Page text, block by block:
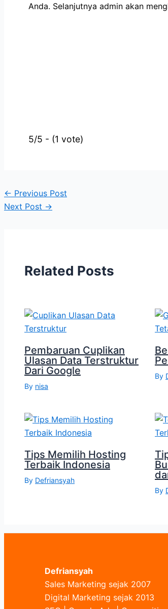
Anda. Selanjutnya admin akan
5/5 - (1 vote)
← Previous Post
Next Post →
Related Posts
Pembaruan Cuplikan
Ulasan Data Terstruktur
Dari Google
By nisa
By
Tips Memilih Hosting
Terbaik Indonesia
By Defriansyah
By
Defriansyah
Sales Marketing sejak 2007
Digital Marketing sejak 2013